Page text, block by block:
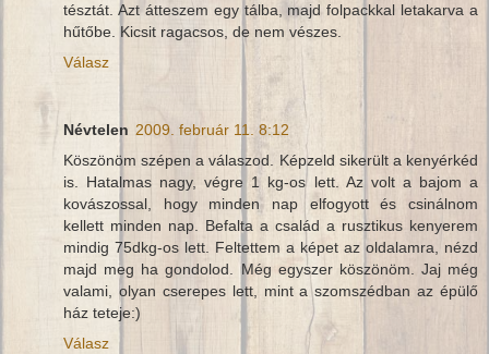
tésztát. Azt átteszem egy tálba, majd folpackkal letakarva a
hűtőbe. Kicsit ragacsos, de nem vészes.
Válasz
Névtelen 2009. február 11. 8:12
Köszönöm szépen a válaszod. Képzeld sikerült a kenyérkéd
is. Hatalmas nagy, végre 1 kg-os lett. Az volt a bajom a
kovászossal, hogy minden nap elfogyott és csinálnom
kellett minden nap. Befalta a család a rusztikus kenyerem
mindig 75dkg-os lett. Feltettem a képet az oldalamra, nézd
majd meg ha gondolod. Még egyszer köszönöm. Jaj még
valami, olyan cserepes lett, mint a szomszédban az épülő
ház teteje:)
Válasz